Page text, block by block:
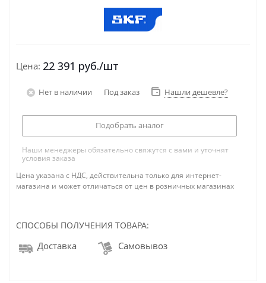
Цена: 22 391 руб./шт
Нет в наличии Под заказ Нашли дешевле?
Подобрать аналог
Наши менеджеры обязательно свяжутся с вами и уточнят
условия заказа
Цена указана с НДС, действительна только для интернет-
магазина и может отличаться от цен в розничных магазинах
СПОСОБЫ ПОЛУЧЕНИЯ ТОВАРА:
Доставка Самовывоз